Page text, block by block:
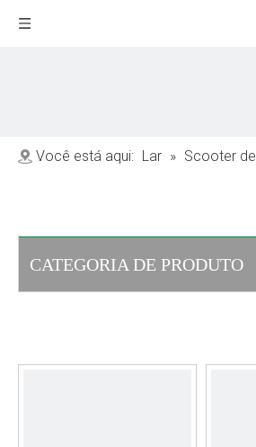
Você está aqui: Lar » Scooter
CATEGORIA DE PRODUTO